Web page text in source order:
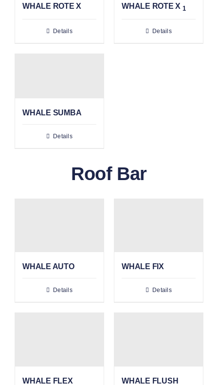
WHALE ROTE X
Details
WHALE ROTE X 1
Details
WHALE SUMBA
Details
Roof Bar
WHALE AUTO
Details
WHALE FIX
Details
WHALE FLEX WHALE FLUSH